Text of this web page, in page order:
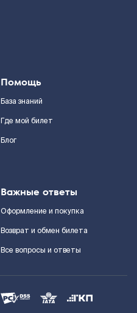
Помощь
База знаний
Где мой билет
Блог
Важные ответы
Оформление и покупка
Возврат и обмен билета
Все вопросы и ответы